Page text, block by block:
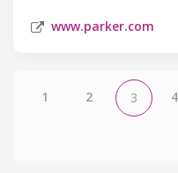
www.parker.com
1 2 3 4